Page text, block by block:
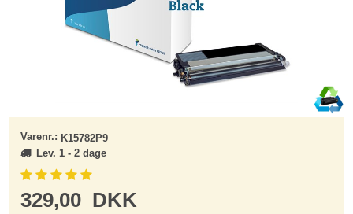
Varenr.: K15782P9
Lev. 1 - 2 dage
329,00 DKK